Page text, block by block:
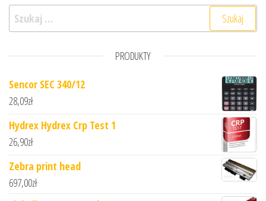
Szukaj:
PRODUKTY
Sencor SEC 340/12
28,09zł
Hydrex Hydrex Crp Test 1
26,90zł
Zebra print head
697,00zł